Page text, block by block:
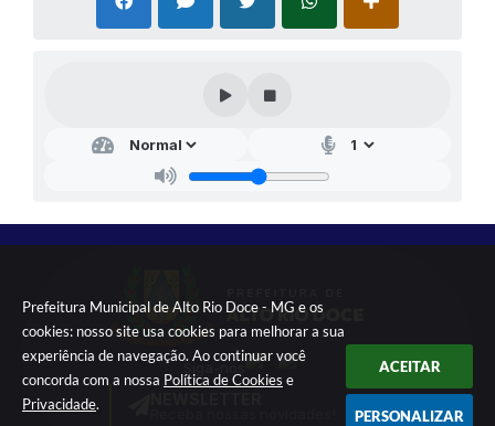
Prefeitura Municipal de Alto Rio Doce - MG e os
cookies: nosso site usa cookies para melhorar a sua
experiência de navegação. Ao continuar você
concorda com a nossa Política de Cookies e
Privacidade.
ACEITAR
PERSONALIZAR